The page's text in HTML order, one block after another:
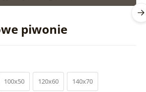
piwonie
100x50 120x60 140x70